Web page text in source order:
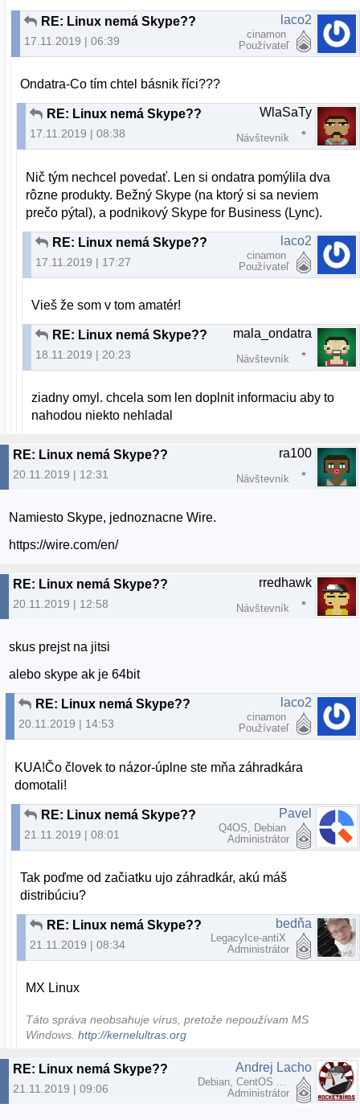
RE: Linux nemá Skype??
17.11.2019 | 06:39
laco2
cinamon
Používateľ
Ondatra-Co tím chtel básnik říci???
RE: Linux nemá Skype??
17.11.2019 | 08:38
WlaSaTy
Návštevník
Nič tým nechcel povedať. Len si ondatra pomýlila dva
rôzne produkty. Bežný Skype (na ktorý si sa neviem
prečo pýtal), a podnikový Skype for Business (Lync).
RE: Linux nemá Skype??
17.11.2019 | 17:27
laco2
cinamon
Používateľ
Vieš že som v tom amatér!
RE: Linux nemá Skype??
18.11.2019 | 20:23
mala_ondatra
Návštevník
ziadny omyl. chcela som len doplnit informaciu aby to
nahodou niekto nehladal
RE: Linux nemá Skype??
20.11.2019 | 12:31
ra100
Návštevník
Namiesto Skype, jednoznacne Wire.
https://wire.com/en/
RE: Linux nemá Skype??
20.11.2019 | 12:58
rredhawk
Návštevník
skus prejst na jitsi
alebo skype ak je 64bit
RE: Linux nemá Skype??
20.11.2019 | 14:53
laco2
cinamon
Používateľ
KUA!Čo človek to názor-úplne ste mňa záhradkára
domotali!
RE: Linux nemá Skype??
21.11.2019 | 08:01
Pavel
Q4OS, Debian
Administrátor
Tak poďme od začiatku ujo záhradkár, akú máš
distribúciu?
RE: Linux nemá Skype??
21.11.2019 | 08:34
bedňa
LegacyIce-antiX
Administrátor
MX Linux
Táto správa neobsahuje vírus, pretože nepoužívam MS
Windows.http://kernelultras.org
RE: Linux nemá Skype??
21.11.2019 | 09:06
Andrej Lacho
Debian, CentOS ...
Administrátor